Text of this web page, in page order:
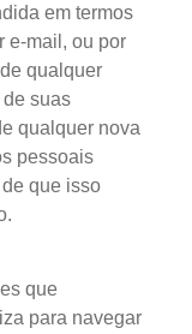
em termos
e-mail, ou por
qualquer
suas
qualquer nova
pessoais
que isso
que
para navegar